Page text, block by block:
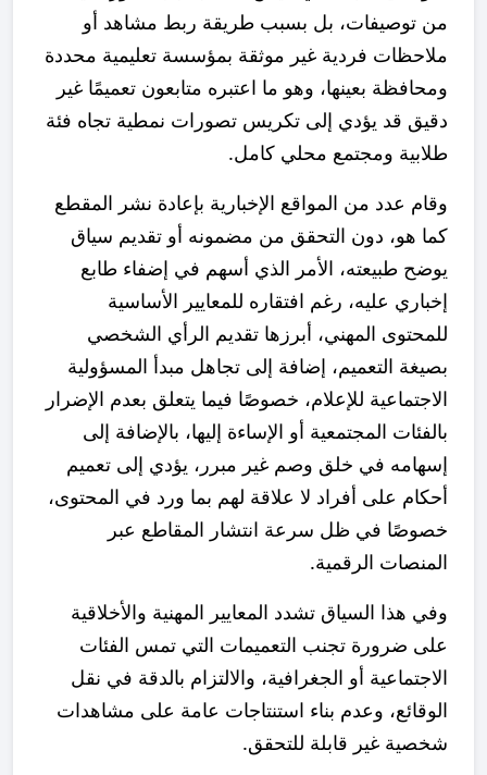
من توصيفات، بل بسبب طريقة ربط مشاهد أو
ملاحظات فردية غير موثقة بمؤسسة تعليمية محددة
ومحافظة بعينها، وهو ما اعتبره متابعون تعميمًا غير
دقيق قد يؤدي إلى تكريس تصورات نمطية تجاه فئة
طلابية ومجتمع محلي كامل.
وقام عدد من المواقع الإخبارية بإعادة نشر المقطع
كما هو، دون التحقق من مضمونه أو تقديم سياق
يوضح طبيعته، الأمر الذي أسهم في إضفاء طابع
إخباري عليه، رغم افتقاره للمعايير الأساسية
للمحتوى المهني، أبرزها تقديم الرأي الشخصي
بصيغة التعميم، إضافة إلى تجاهل مبدأ المسؤولية
الاجتماعية للإعلام، خصوصًا فيما يتعلق بعدم الإضرار
بالفئات المجتمعية أو الإساءة إليها، بالإضافة إلى
إسهامه في خلق وصم غير مبرر، يؤدي إلى تعميم
أحكام على أفراد لا علاقة لهم بما ورد في المحتوى،
خصوصًا في ظل سرعة انتشار المقاطع عبر
المنصات الرقمية.
وفي هذا السياق تشدد المعايير المهنية والأخلاقية
على ضرورة تجنب التعميمات التي تمس الفئات
الاجتماعية أو الجغرافية، والالتزام بالدقة في نقل
الوقائع، وعدم بناء استنتاجات عامة على مشاهدات
شخصية غير قابلة للتحقق.